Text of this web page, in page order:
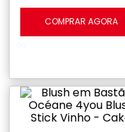
COMPRAR AGORA